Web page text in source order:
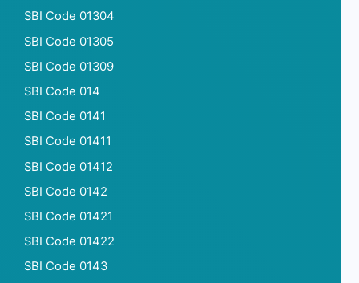
SBI Code 01304
SBI Code 01305
SBI Code 01309
SBI Code 014
SBI Code 0141
SBI Code 01411
SBI Code 01412
SBI Code 0142
SBI Code 01421
SBI Code 01422
SBI Code 0143